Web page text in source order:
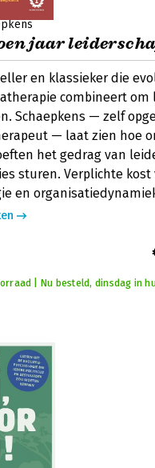
jaar
en klassieker die
combineert om
Schaepkens — zelf
— laat zien hoe
het gedrag van
sturen. Verplichte kost
en
| Nu besteld, dinsdag in